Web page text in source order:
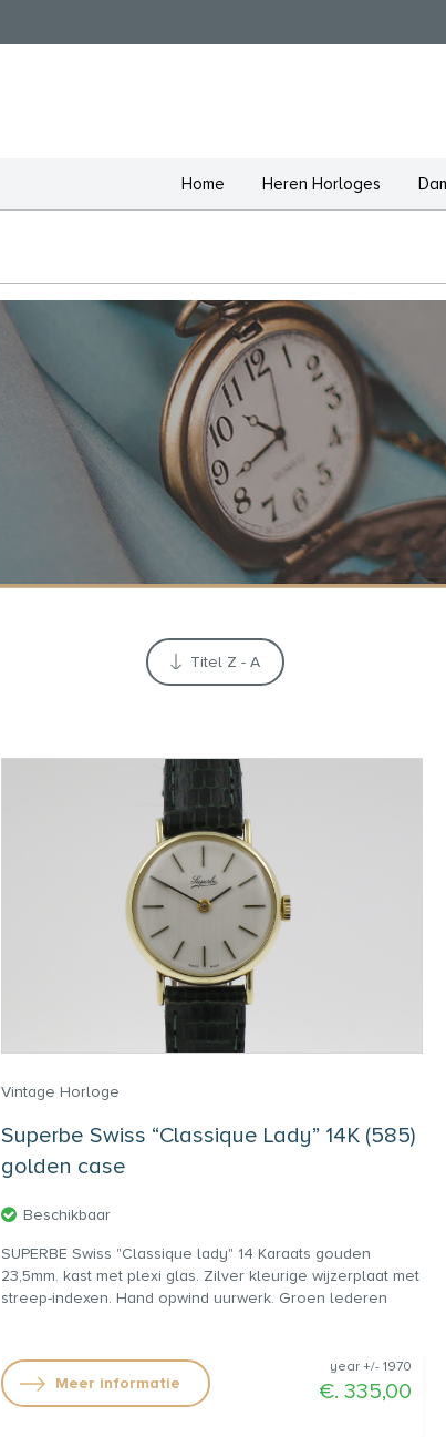
Home Heren Horloges
Titel Z - A
Vintage Horloge
Superbe Swiss “Classique Lady” 14K (585)
golden case
Beschikbaar
SUPERBE Swiss "Classique lady" 14 Karaats gouden
23,5mm. kast met plexi glas. Zilver kleurige wijzerplaat met
streep-indexen. Hand opwind uurwerk. Groen lederen
year +/- 1970
€. 335,00
Meer informatie